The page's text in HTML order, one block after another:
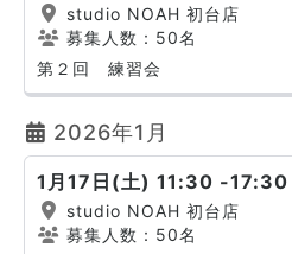
studio NOAH 初台店
募集人数：50名
第２回 練習会
2026年1月
1月17日(土) 11:30 -17:30
studio NOAH 初台店
募集人数：50名